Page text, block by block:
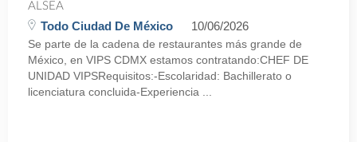
ALSEA
Todo Ciudad De México 10/06/2026
Se parte de la cadena de restaurantes más grande de
México, en VIPS CDMX estamos contratando:CHEF DE
UNIDAD VIPSRequisitos:-Escolaridad: Bachillerato o
licenciatura concluida-Experiencia ...